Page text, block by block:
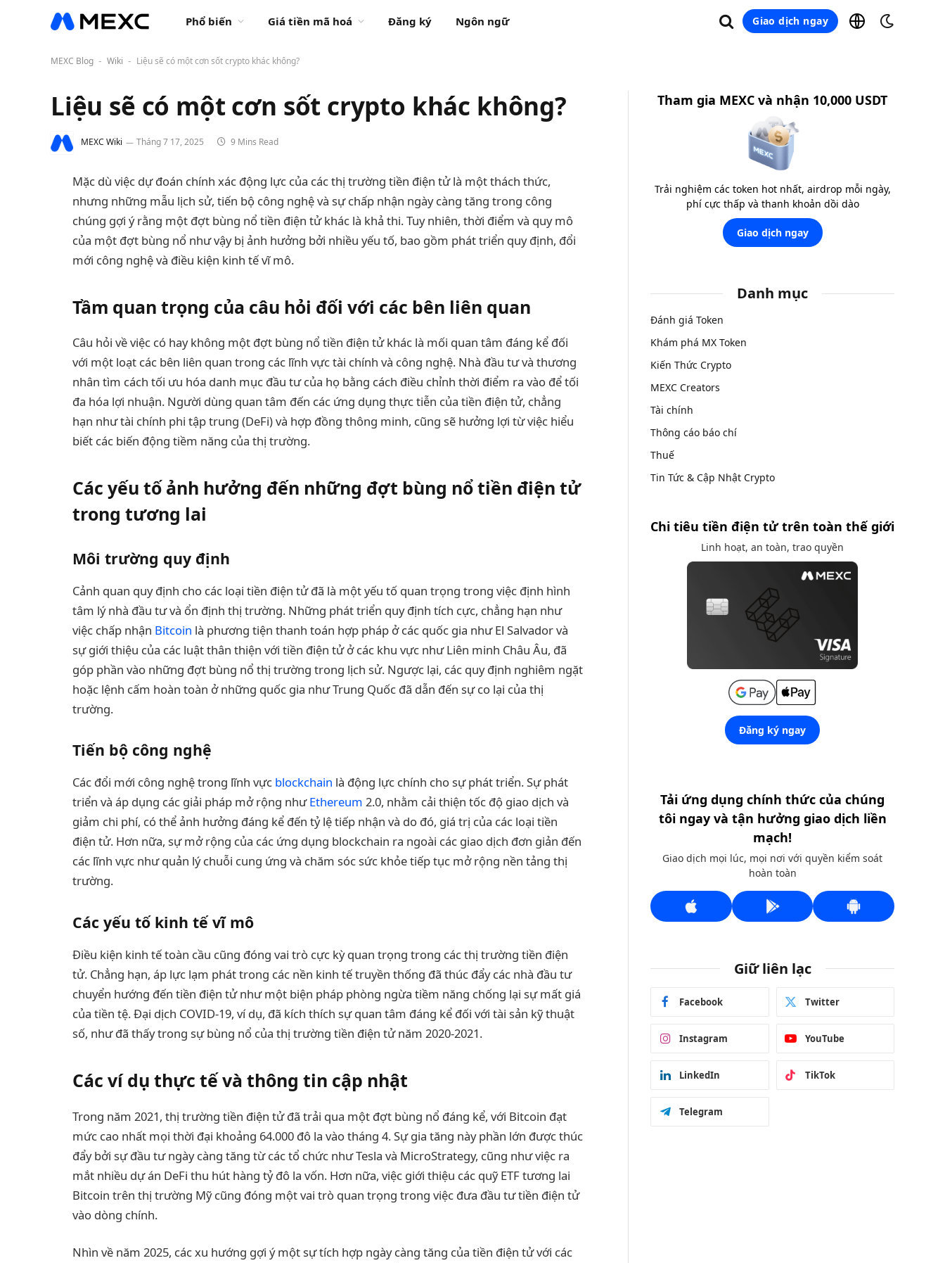
Phổ biến Giá tiền mã hoá Đăng ký Ngôn ngữ Giao dịch ngay
MEXC Blog - Wiki - Liệu sẽ có một cơn sốt crypto khác không?
Liệu sẽ có một cơn sốt crypto khác không?
MEXC Wiki Tháng 7 17, 2025 9 Mins Read
Mặc dù việc dự đoán chính xác động lực của các thị trường tiền điện tử là một thách thức,
nhưng những mẫu lịch sử, tiến bộ công nghệ và sự chấp nhận ngày càng tăng trong công
chúng gợi ý rằng một đợt bùng nổ tiền điện tử khác là khả thi. Tuy nhiên, thời điểm và quy mô
của một đợt bùng nổ như vậy bị ảnh hưởng bởi nhiều yếu tố, bao gồm phát triển quy định, đổi
mới công nghệ và điều kiện kinh tế vĩ mô.
Tầm quan trọng của câu hỏi đối với các bên liên quan
Câu hỏi về việc có hay không một đợt bùng nổ tiền điện tử khác là mối quan tâm đáng kể đối
với một loạt các bên liên quan trong các lĩnh vực tài chính và công nghệ. Nhà đầu tư và thương
nhân tìm cách tối ưu hóa danh mục đầu tư của họ bằng cách điều chỉnh thời điểm ra vào để tối
đa hóa lợi nhuận. Người dùng quan tâm đến các ứng dụng thực tiễn của tiền điện tử, chẳng
hạn như tài chính phi tập trung (DeFi) và hợp đồng thông minh, cũng sẽ hưởng lợi từ việc hiểu
biết các biến động tiềm năng của thị trường.
Các yếu tố ảnh hưởng đến những đợt bùng nổ tiền điện tử
trong tương lai
Môi trường quy định
Cảnh quan quy định cho các loại tiền điện tử đã là một yếu tố quan trọng trong việc định hình
tâm lý nhà đầu tư và ổn định thị trường. Những phát triển quy định tích cực, chẳng hạn như
việc chấp nhận Bitcoin là phương tiện thanh toán hợp pháp ở các quốc gia như El Salvador và
sự giới thiệu của các luật thân thiện với tiền điện tử ở các khu vực như Liên minh Châu Âu, đã
góp phần vào những đợt bùng nổ thị trường trong lịch sử. Ngược lại, các quy định nghiêm ngặt
hoặc lệnh cấm hoàn toàn ở những quốc gia như Trung Quốc đã dẫn đến sự co lại của thị
trường.
Tiến bộ công nghệ
Các đổi mới công nghệ trong lĩnh vực blockchain là động lực chính cho sự phát triển. Sự phát
triển và áp dụng các giải pháp mở rộng nhưEthereum 2.0, nhằm cải thiện tốc độ giao dịch và
giảm chi phí, có thể ảnh hưởng đáng kể đến tỷ lệ tiếp nhận và do đó, giá trị của các loại tiền
điện tử. Hơn nữa, sự mở rộng của các ứng dụng blockchain ra ngoài các giao dịch đơn giản đến
các lĩnh vực như quản lý chuỗi cung ứng và chăm sóc sức khỏe tiếp tục mở rộng nền tảng thị
trường.
Các yếu tố kinh tế vĩ mô
Điều kiện kinh tế toàn cầu cũng đóng vai trò cực kỳ quan trọng trong các thị trường tiền điện
tử. Chẳng hạn, áp lực lạm phát trong các nền kinh tế truyền thống đã thúc đẩy các nhà đầu tư
chuyển hướng đến tiền điện tử như một biện pháp phòng ngừa tiềm năng chống lại sự mất giá
của tiền tệ. Đại dịch COVID-19, ví dụ, đã kích thích sự quan tâm đáng kể đối với tài sản kỹ thuật
số, như đã thấy trong sự bùng nổ của thị trường tiền điện tử năm 2020-2021.
Các ví dụ thực tế và thông tin cập nhật
Trong năm 2021, thị trường tiền điện tử đã trải qua một đợt bùng nổ đáng kể, với Bitcoin đạt
mức cao nhất mọi thời đại khoảng 64.000 đô la vào tháng 4. Sự gia tăng này phần lớn được thúc
đẩy bởi sự đầu tư ngày càng tăng từ các tổ chức như Tesla và MicroStrategy, cũng như việc ra
mắt nhiều dự án DeFi thu hút hàng tỷ đô la vốn. Hơn nữa, việc giới thiệu các quỹ ETF tương lai
Bitcoin trên thị trường Mỹ cũng đóng một vai trò quan trọng trong việc đưa đầu tư tiền điện tử
vào dòng chính.
Nhìn về năm 2025, các xu hướng gợi ý một sự tích hợp ngày càng tăng của tiền điện tử với các
Tham gia MEXC và nhận 10,000 USDT
Trải nghiệm các token hot nhất, airdrop mỗi ngày,
phí cực thấp và thanh khoản dồi dào
Giao dịch ngay
Danh mục
Đánh giá Token
Khám phá MX Token
Kiến Thức Crypto
MEXC Creators
Tài chính
Thông cáo báo chí
Thuế
Tin Tức & Cập Nhật Crypto
Chi tiêu tiền điện tử trên toàn thế giới
Linh hoạt, an toàn, trao quyền
Đăng ký ngay
Tải ứng dụng chính thức của chúng
tôi ngay và tận hưởng giao dịch liền
mạch!
Giao dịch mọi lúc, mọi nơi với quyền kiểm soát
hoàn toàn
Giữ liên lạc
Facebook Twitter
Instagram YouTube
LinkedIn TikTok
Telegram